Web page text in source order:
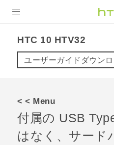
VIVE
VIVERSE
アプリ
サポート
HTC 10 HTV32‎
ユーザーガイドダウンロ
< < Menu
付属の USB
はなく、サード